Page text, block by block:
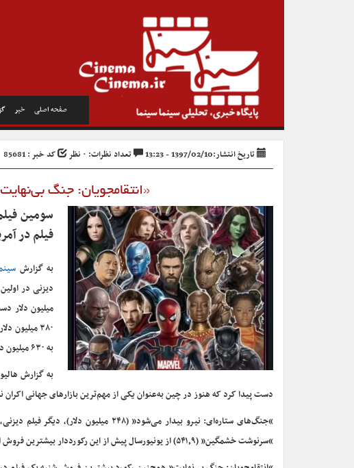
صفحه اصلی خبر
تاریخ انتشار:1397/02/10 - 13:23 تعداد نظرات: ۰ نظر کد خبر : 85681
«انتقامجویان: جنگ بی‌نهایت» با ۶۳۰ میلیون دلار
سومین
فیلم در
به گزارش
میلیون دلار
۳۸۰
به ۶۳۰ میلیون دلار برساند. این بیشترین فروش افتتاحیه یک فیلم در بازار جهانی است.
به گزارش
دست پیدا کرد که هنوز در چین به‌عنوان یکی از مهم‌ترین بازارهای جهانی اکران نشده است. فیلم از ۱۱ مه در
“جنگ‌های ستاره‌ای: نیرو بیدار می‌شود”
“سرنوشت خشمگین” (۵۴۱٫۹) از یونیورسال پیش از این رکورددار بیشترین فروش افتتاحیه در بازار جهانی بود.